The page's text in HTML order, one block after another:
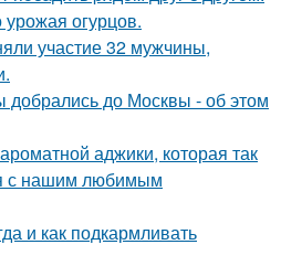
урожая огурцов.
участие 32 мужчины,
добрались до Москвы - об этом
аджики, которая так
с нашим любимым
и как подкармливать